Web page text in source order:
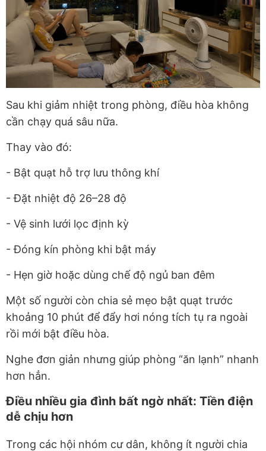
Sau khi giảm nhiệt trong phòng, điều hòa không
cần chạy quá sâu nữa.
Thay vào đó:
- Bật quạt hỗ trợ lưu thông khí
- Đặt nhiệt độ 26–28 độ
- Vệ sinh lưới lọc định kỳ
- Đóng kín phòng khi bật máy
- Hẹn giờ hoặc dùng chế độ ngủ ban đêm
Một số người còn chia sẻ mẹo bật quạt trước
khoảng 10 phút để đẩy hơi nóng tích tụ ra ngoài
rồi mới bật điều hòa.
Nghe đơn giản nhưng giúp phòng “ăn lạnh” nhanh
hơn hẳn.
Điều nhiều gia đình bất ngờ nhất: Tiền điện
dễ chịu hơn
Trong các hội nhóm cư dân, không ít người chia